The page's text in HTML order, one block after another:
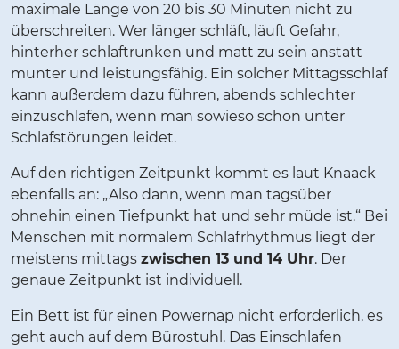
maximale Länge von 20 bis 30 Minuten nicht zu
überschreiten. Wer länger schläft, läuft Gefahr,
hinterher schlaftrunken und matt zu sein anstatt
munter und leistungsfähig. Ein solcher Mittagsschlaf
kann außerdem dazu führen, abends schlechter
einzuschlafen, wenn man sowieso schon unter
Schlafstörungen leidet.
Auf den richtigen Zeitpunkt kommt es laut Knaack
ebenfalls an: „Also dann, wenn man tagsüber
ohnehin einen Tiefpunkt hat und sehr müde ist.“ Bei
Menschen mit normalem Schlafrhythmus liegt der
meistens mittags zwischen 13 und 14 Uhr. Der
genaue Zeitpunkt ist individuell.
Ein Bett ist für einen Powernap nicht erforderlich, es
geht auch auf dem Bürostuhl. Das Einschlafen